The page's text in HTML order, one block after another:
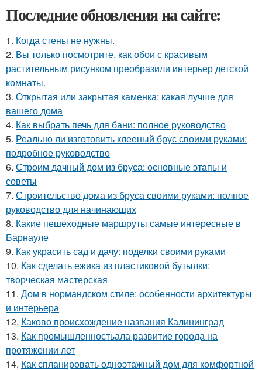
Последние обновления на сайте:
1. Когда стены не нужны.
2. Вы только посмотрите, как обои с красивым
растительным рисунком преобразили интерьер детской
комнаты.
3. Открытая или закрытая каменка: какая лучше для
вашего дома
4. Как выбрать печь для бани: полное руководство
5. Реально ли изготовить клееный брус своими руками:
подробное руководство
6. Строим дачный дом из бруса: основные этапы и
советы
7. Строительство дома из бруса своими руками: полное
руководство для начинающих
8. Какие пешеходные маршруты самые интересные в
Барнауле
9. Как украсить сад и дачу: поделки своими руками
10. Как сделать ежика из пластиковой бутылки:
творческая мастерская
11. Дом в нормандском стиле: особенности архитектуры
и интерьера
12. Каково происхождение названия Калининград
13. Как промышленностьала развитие города на
протяжении лет
14. Как спланировать одноэтажный дом для комфортной